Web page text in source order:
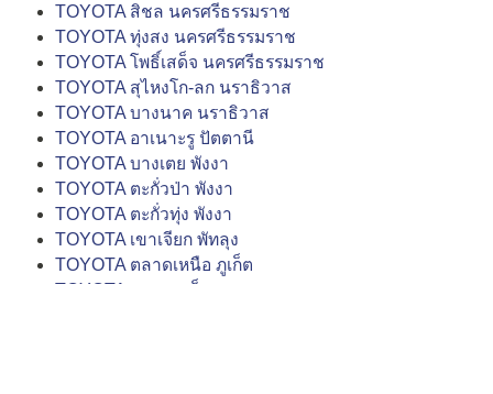
TOYOTA สิชล นครศรีธรรมราช
TOYOTA ทุ่งสง นครศรีธรรมราช
TOYOTA โพธิ์เสด็จ นครศรีธรรมราช
TOYOTA สุไหงโก-ลก นราธิวาส
TOYOTA บางนาค นราธิวาส
TOYOTA อาเนาะรู ปัตตานี
TOYOTA บางเตย พังงา
TOYOTA ตะกั่วป่า พังงา
TOYOTA ตะกั่วทุ่ง พังงา
TOYOTA เขาเจียก พัทลุง
TOYOTA ตลาดเหนือ ภูเก็ต
TOYOTA ถลาง ภูเก็ต